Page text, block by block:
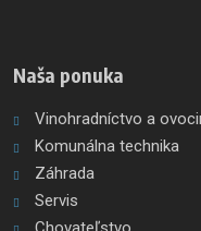
Naša ponuka
Vinohradníctvo a
Komunálna technika
Záhrada
Servis